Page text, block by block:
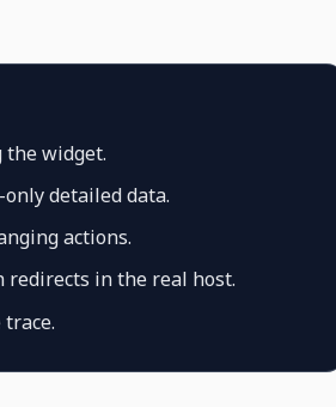
the widget.
detailed data.
actions.
redirects in the real host.